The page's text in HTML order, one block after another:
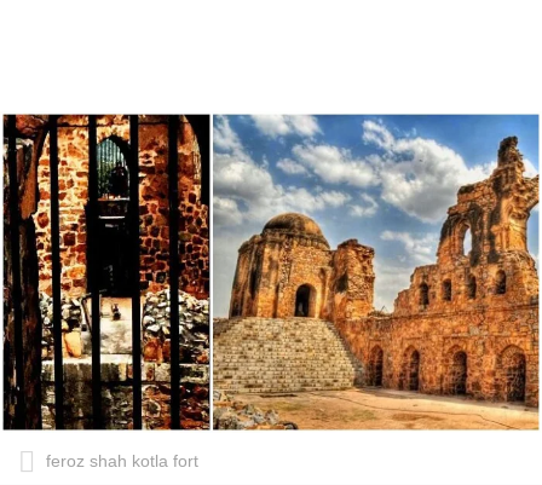
feroz shah kotla fort